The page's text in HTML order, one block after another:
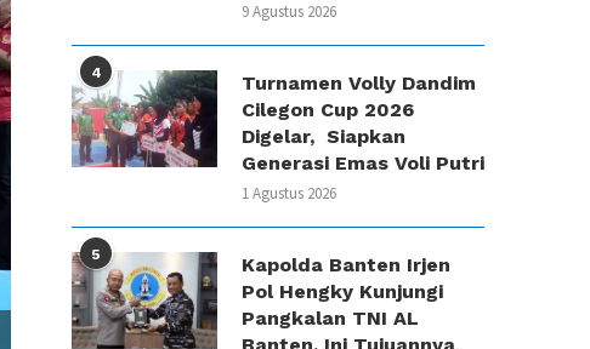
9 Agustus 2026
4
Turnamen Volly Dandim
Cilegon Cup 2026
Digelar, Siapkan
Generasi Emas Voli Putri
1 Agustus 2026
5
Kapolda Banten Irjen
Pol Hengky Kunjungi
Pangkalan TNI AL